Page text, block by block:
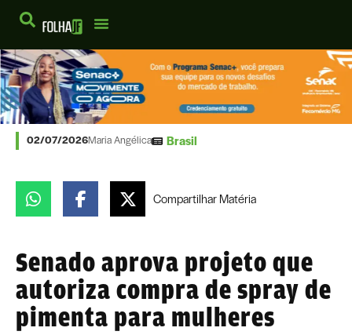
02/07/2026Maria Angélica Brasil
CompartilharMatéria
Senado aprova projeto que
autoriza compra de spray de
pimenta para mulheres